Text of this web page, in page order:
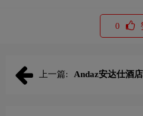
0
上一篇:
Andaz安达仕酒